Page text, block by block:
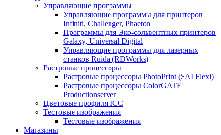
Управляющие программы
Управляющие программы для принтеров
Infiniti, Challenger, Phaeton
Программы для Эко-сольвентных принтеров
Galaxy, Universal Digital
Управляющие программы для лазерных
станков Ruida (RDWorks)
Растровые процессоры
Растровые процессоры PhotoPrint (SAI Flexi)
Растровые процессоры ColorGATE
Productionserver
Цветовые профиля ICC
Тестовые изображения
Тестовые изображения
Магазины